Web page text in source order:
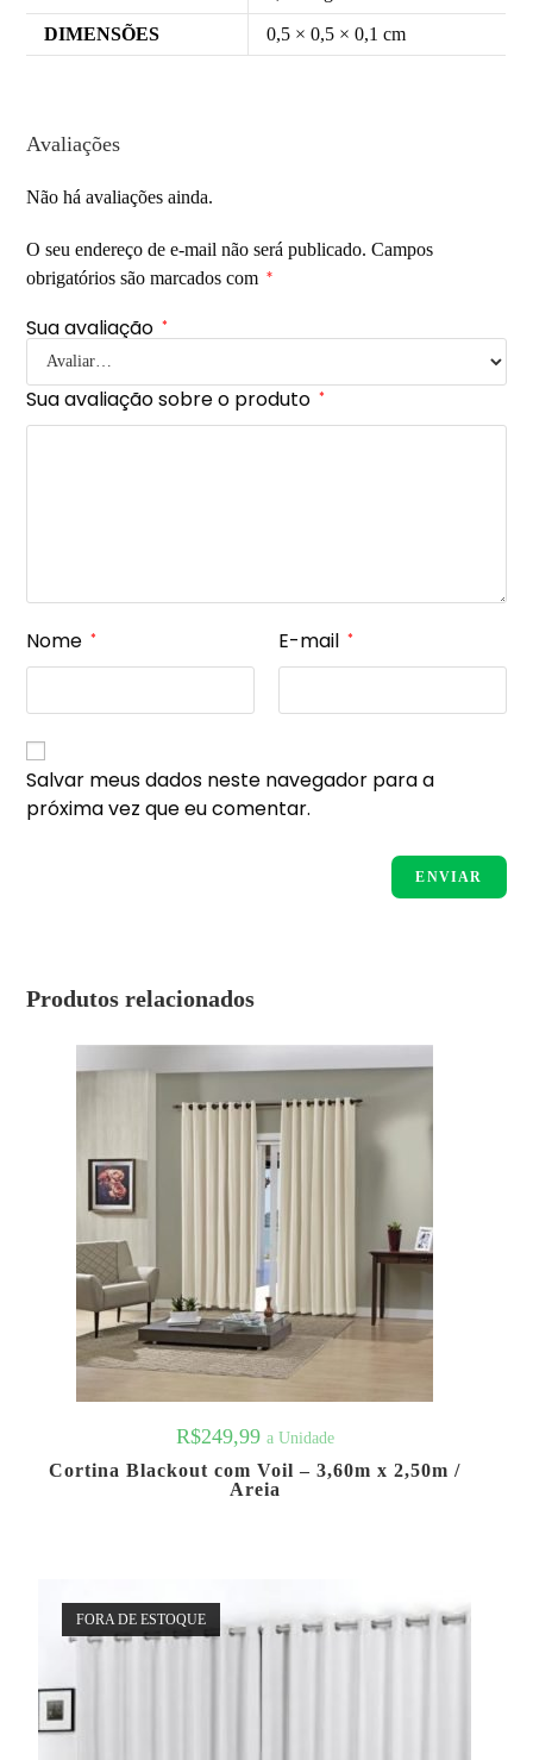
DIMENSÕES 0,5 × 0,5 × 0,1 cm
Avaliações
Não há avaliações ainda.
O seu endereço de e-mail não será publicado. Campos
obrigatórios são marcados com
*
Sua avaliação *
Sua avaliação sobre o produto *
Nome * E-mail *
Salvar meus dados neste navegador para a
próxima vez que eu comentar.
Produtos relacionados
R$249,99 a Unidade
Cortina Blackout com Voil – 3,60m x 2,50m /
Areia
FORA DE ESTOQUE